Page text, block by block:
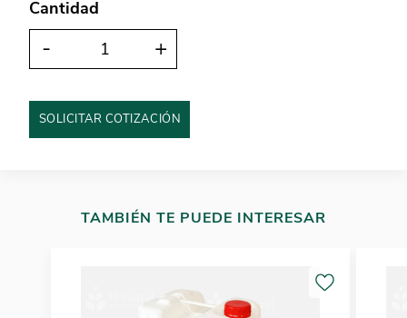
Cantidad
- +
SOLICITAR COTIZACIÓN
TAMBIÉN TE PUEDE INTERESAR